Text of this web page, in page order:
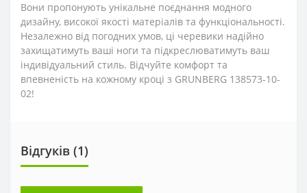
Вони пропонують унікальне поєднання модного
дизайну, високої якості матеріалів та функціональності.
Незалежно від погодних умов, ці черевики надійно
захищатимуть ваші ноги та підкреслюватимуть ваш
індивідуальний стиль. Відчуйте комфорт та
впевненість на кожному кроці з GRUNBERG 138573-10-
02!
Відгуків (1)